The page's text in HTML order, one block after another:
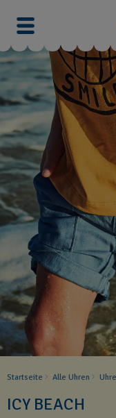
Startseite Alle Uhren
ICY BEACH